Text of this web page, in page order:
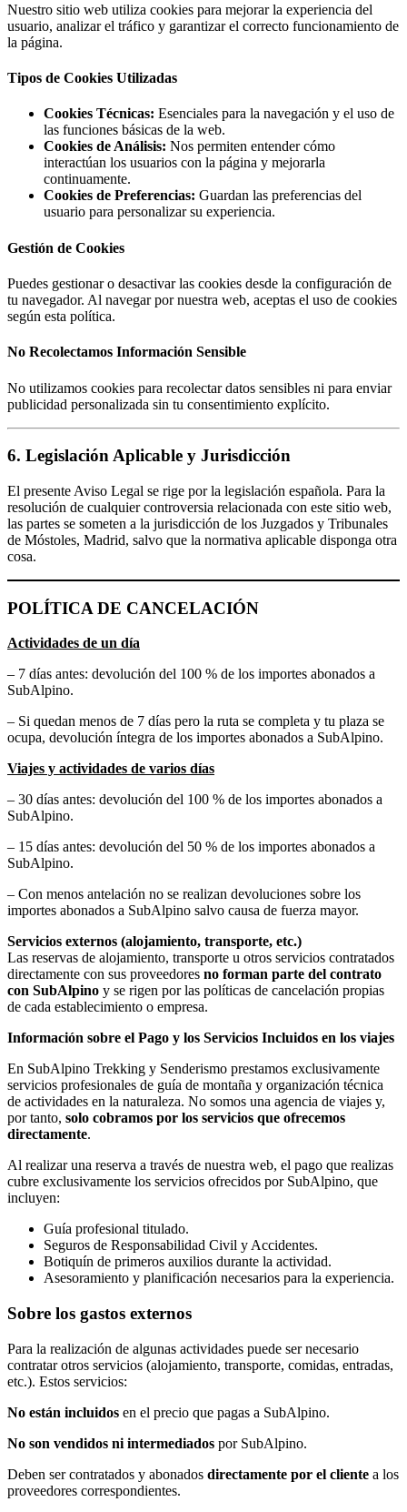
Nuestro sitio web utiliza cookies para mejorar la experiencia del
usuario, analizar el tráfico y garantizar el correcto funcionamiento de
la página.
Tipos de Cookies Utilizadas
Cookies Técnicas: Esenciales para la navegación y el uso de
las funciones básicas de la web.
Cookies de Análisis: Nos permiten entender cómo
interactúan los usuarios con la página y mejorarla
continuamente.
Cookies de Preferencias: Guardan las preferencias del
usuario para personalizar su experiencia.
Gestión de Cookies
Puedes gestionar o desactivar las cookies desde la configuración de
tu navegador. Al navegar por nuestra web, aceptas el uso de cookies
según esta política.
No Recolectamos Información Sensible
No utilizamos cookies para recolectar datos sensibles ni para enviar
publicidad personalizada sin tu consentimiento explícito.
6. Legislación Aplicable y Jurisdicción
El presente Aviso Legal se rige por la legislación española. Para la
resolución de cualquier controversia relacionada con este sitio web,
las partes se someten a la jurisdicción de los Juzgados y Tribunales
de Móstoles, Madrid, salvo que la normativa aplicable disponga otra
cosa.
POLÍTICA DE CANCELACIÓN
Actividades de un día
– 7 días antes: devolución del 100 % de los importes abonados a
SubAlpino.
– Si quedan menos de 7 días pero la ruta se completa y tu plaza se
ocupa, devolución íntegra de los importes abonados a SubAlpino.
Viajes y actividades de varios días
– 30 días antes: devolución del 100 % de los importes abonados a
SubAlpino.
– 15 días antes: devolución del 50 % de los importes abonados a
SubAlpino.
– Con menos antelación no se realizan devoluciones sobre los
importes abonados a SubAlpino salvo causa de fuerza mayor.
Servicios externos (alojamiento, transporte, etc.)
Las reservas de alojamiento, transporte u otros servicios contratados
directamente con sus proveedores no forman parte del contrato
con SubAlpino y se rigen por las políticas de cancelación propias
de cada establecimiento o empresa.
Información sobre el Pago y los Servicios Incluidos en los viajes
En SubAlpino Trekking y Senderismo prestamos exclusivamente
servicios profesionales de guía de montaña y organización técnica
de actividades en la naturaleza. No somos una agencia de viajes y,
por tanto, solo cobramos por los servicios que ofrecemos
directamente.
Al realizar una reserva a través de nuestra web, el pago que realizas
cubre exclusivamente los servicios ofrecidos por SubAlpino, que
incluyen:
Guía profesional titulado.
Seguros de Responsabilidad Civil y Accidentes.
Botiquín de primeros auxilios durante la actividad.
Asesoramiento y planificación necesarios para la experiencia.
Sobre los gastos externos
Para la realización de algunas actividades puede ser necesario
contratar otros servicios (alojamiento, transporte, comidas, entradas,
etc.). Estos servicios:
No están incluidos en el precio que pagas a SubAlpino.
No son vendidos ni intermediados por SubAlpino.
Deben ser contratados y abonados directamente por el cliente a los
proveedores correspondientes.